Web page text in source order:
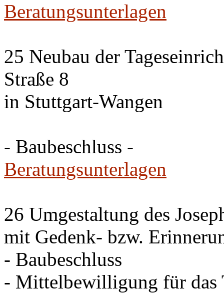
Beratungsunterlagen
25 Neubau der
Straße 8
in Stuttgart-Wangen
- Baubeschluss -
Beratungsunterlagen
26 Umgestaltung des
mit Gedenk- bzw.
- Baubeschluss
- Mittelbewilligung für das